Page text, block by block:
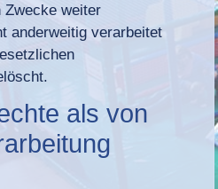
Zwecke weiter
anderweitig verarbeitet
als von